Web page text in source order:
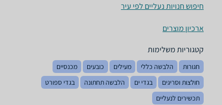
חיפוש חנויות נעליים לפי עיר
ארכיון מוצרים
קטגוריות משלימות
חגורות הלבשה כללי מעילים כובעים
מכנסיים
חולצות וסריגים
בגדי ים הלבשה תחתונה
בגדי ספורט
תכשירים לנעליים